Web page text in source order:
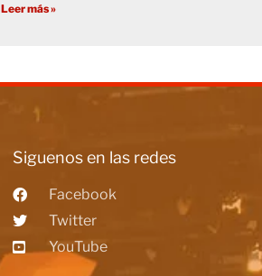
Leer más »
Siguenos en las redes
Facebook
Twitter
YouTube